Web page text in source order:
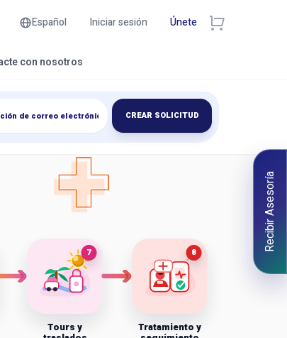
Español Iniciar sesión Únete
con nosotros
CREAR SOLICITUD
Recibir Asesoría
7
Tours y
8
Tratamiento y